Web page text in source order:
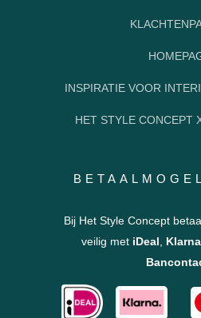
INSPIRATIE VOOR
HET STYLE CONCEPT
Bij Het Style Concept
veilig met iDeal Klarna,